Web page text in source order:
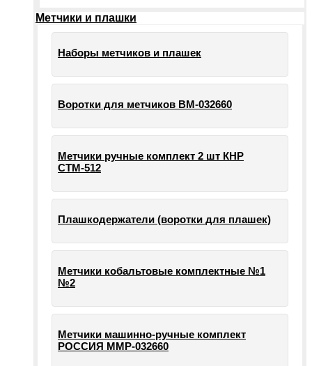
Метчики и плашки
Наборы метчиков и плашек
Воротки для метчиков ВМ-032660
Метчики ручные комплект 2 шт КНР
СТМ-512
Плашкодержатели (воротки для плашек)
Метчики кобальтовые комплектные №1
№2
Метчики машинно-ручные комплект
РОССИЯ ММР-032660